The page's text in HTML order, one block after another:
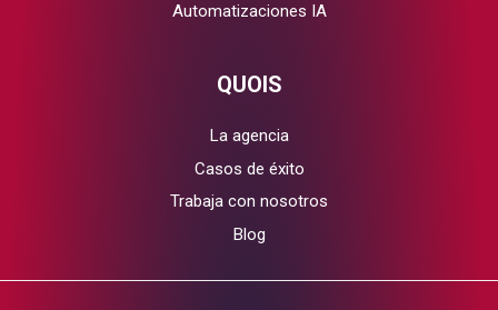
Automatizaciones IA
QUOIS
La agencia
Casos de éxito
Trabaja con nosotros
Blog